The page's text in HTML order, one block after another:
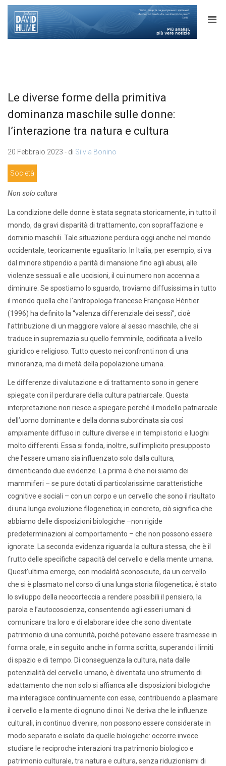
Le diverse forme della primitiva
dominanza maschile sulle donne:
l’interazione tra natura e cultura
20 Febbraio 2023 - di Silvia Bonino
Società
Non solo cultura
La condizione delle donne è stata segnata storicamente, in tutto il
mondo, da gravi disparità di trattamento, con sopraffazione e
dominio maschili. Tale situazione perdura oggi anche nel mondo
occidentale, teoricamente egualitario. In Italia, per esempio, si va
dal minore stipendio a parità di mansione fino agli abusi, alle
violenze sessuali e alle uccisioni, il cui numero non accenna a
diminuire. Se spostiamo lo sguardo, troviamo diffusissima in tutto
il mondo quella che l’antropologa francese Françoise Héritier
(1996) ha definito la “valenza differenziale dei sessi”, cioè
l’attribuzione di un maggiore valore al sesso maschile, che si
traduce in supremazia su quello femminile, codificata a livello
giuridico e religioso. Tutto questo nei confronti non di una
minoranza, ma di metà della popolazione umana.
Le differenze di valutazione e di trattamento sono in genere
spiegate con il perdurare della cultura patriarcale. Questa
interpretazione non riesce a spiegare perché il modello patriarcale
dell’uomo dominante e della donna subordinata sia così
ampiamente diffuso in culture diverse e in tempi storici e luoghi
molto differenti. Essa si fonda, inoltre, sull’implicito presupposto
che l’essere umano sia influenzato solo dalla cultura,
dimenticando due evidenze. La prima è che noi siamo dei
mammiferi – se pure dotati di particolarissime caratteristiche
cognitive e sociali – con un corpo e un cervello che sono il risultato
di una lunga evoluzione filogenetica; in concreto, ciò significa che
abbiamo delle disposizioni biologiche –non rigide
predeterminazioni al comportamento – che non possono essere
ignorate. La seconda evidenza riguarda la cultura stessa, che è il
frutto delle specifiche capacità del cervello e della mente umana.
Quest’ultima emerge, con modalità sconosciute, da un cervello
che si è plasmato nel corso di una lunga storia filogenetica; è stato
lo sviluppo della neocorteccia a rendere possibili il pensiero, la
parola e l’autocoscienza, consentendo agli esseri umani di
comunicare tra loro e di elaborare idee che sono diventate
patrimonio di una comunità, poiché potevano essere trasmesse in
forma orale, e in seguito anche in forma scritta, superando i limiti
di spazio e di tempo. Di conseguenza la cultura, nata dalle
potenzialità del cervello umano, è diventata uno strumento di
adattamento che non solo si affianca alle disposizioni biologiche
ma interagisce continuamente con esse, contribuendo a plasmare
il cervello e la mente di ognuno di noi. Ne deriva che le influenze
culturali, in continuo divenire, non possono essere considerate in
modo separato e isolato da quelle biologiche: occorre invece
studiare le reciproche interazioni tra patrimonio biologico e
patrimonio culturale, tra natura e cultura, senza riduzionismi di